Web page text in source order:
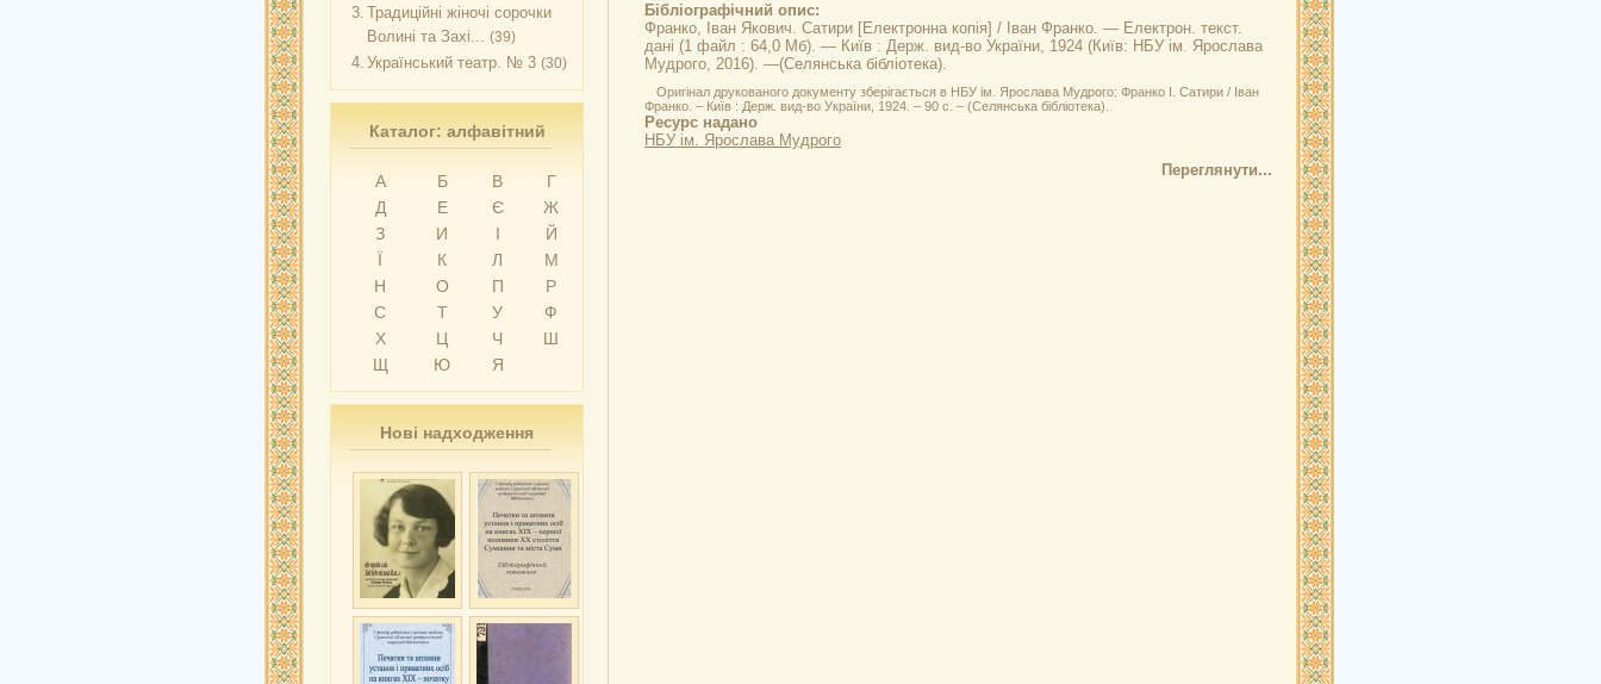
3. Традиційні жіночі сорочки
Волині та Захі... (39)
4. Український театр. № 3 (30)
Каталог: алфавітний
А Б В
Г
Д
Е Є
Ж
З
И І
Й
Ї
К Л
М
Н
О П
Р
С
Т У
Ф
Х
Ц Ч
Ш
Щ
Ю Я
Нові надходження
Бібліографічний опис:
Франко, Іван Якович. Сатири [Електронна копія] / Іван Франко. — Електрон. текст.
дані (1 файл : 64,0 Мб). — Київ : Держ. вид-во України, 1924 (Київ: НБУ ім. Ярослава
Мудрого, 2016). —(Селянська бібліотека).
Оригінал друкованого документу зберігається в НБУ ім. Ярослава Мудрого: Франко І. Сатири / Іван
Франко. – Київ : Держ. вид-во України, 1924. – 90 с. – (Селянська бібліотека).
Ресурс надано
НБУ ім. Ярослава Мудрого
Переглянути...